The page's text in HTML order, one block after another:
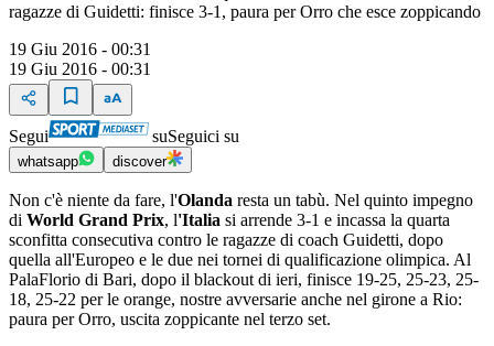
ragazze di Guidetti: finisce 3-1, paura per Orro che esce zoppicando
19 Giu 2016 - 00:31
19 Giu 2016 - 00:31
Segui suSeguici su
whatsapp discover
Non c'è niente da fare, l'Olanda resta un tabù. Nel quinto impegno
di World Grand Prix, l'Italia si arrende 3-1 e incassa la quarta
sconfitta consecutiva contro le ragazze di coach Guidetti, dopo
quella all'Europeo e le due nei tornei di qualificazione olimpica. Al
PalaFlorio di Bari, dopo il blackout di ieri, finisce 19-25, 25-23, 25-
18, 25-22 per le orange, nostre avversarie anche nel girone a Rio:
paura per Orro, uscita zoppicante nel terzo set.